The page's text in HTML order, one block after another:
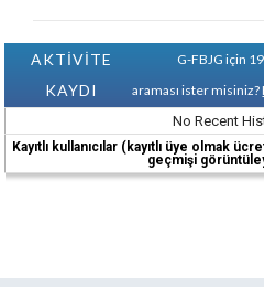
AKTİVİTE
KAYDI
G-FBJG için
araması ister misiniz?
No Recent
Kayıtlı kullanıcılar (kayıtlı üye olmak
geçmişi